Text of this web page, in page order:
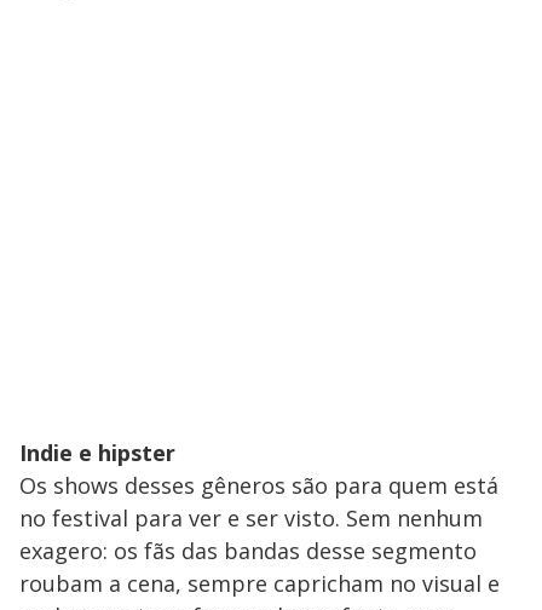
Indie e hipster
Os shows desses gêneros são para quem está
no festival para ver e ser visto. Sem nenhum
exagero: os fãs das bandas desse segmento
roubam a cena, sempre capricham no visual e